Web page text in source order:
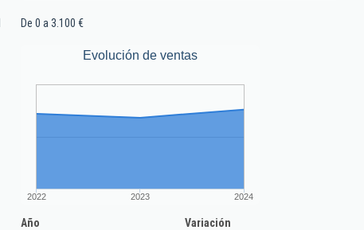
De 0 a 3.100 €
Evolución de ventas
2022 2023 2024
Año
Variación